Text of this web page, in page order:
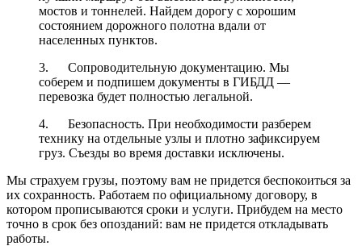
мостов и тоннелей. Найдем дорогу с хорошим
состоянием дорожного полотна вдали от
населенных пунктов.
3. Сопроводительную документацию. Мы
соберем и подпишем документы в ГИБДД —
перевозка будет полностью легальной.
4. Безопасность. При необходимости разберем
технику на отдельные узлы и плотно зафиксируем
груз. Съезды во время доставки исключены.
Мы страхуем грузы, поэтому вам не придется беспокоиться за
их сохранность. Работаем по официальному договору, в
котором прописываются сроки и услуги. Прибудем на место
точно в срок без опозданий: вам не придется откладывать
работы.